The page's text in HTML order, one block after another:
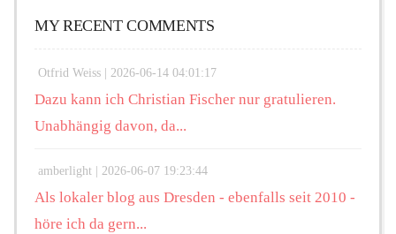
MY RECENT COMMENTS
Otfrid Weiss | 2026-06-14 04:01:17
Dazu kann ich Christian Fischer nur gratulieren.
Unabhängig davon, da...
amberlight | 2026-06-07 19:23:44
Als lokaler blog aus Dresden - ebenfalls seit 2010 -
höre ich da gern...